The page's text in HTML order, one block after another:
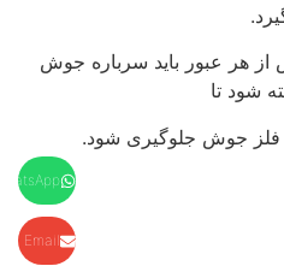
هر عبور باید سرباره جوش
شود تا
فلز جوش جلوگیری شود.
Email